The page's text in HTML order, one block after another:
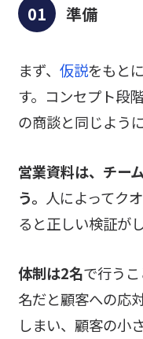
準備
まず、 仮説をもと
す。コンセプト段
の商談と同じよう
営業資料は、チー
う。 人によってク
ると正しい検証が
体制は2名で行う
名だと顧客への応
しまい、顧客の小